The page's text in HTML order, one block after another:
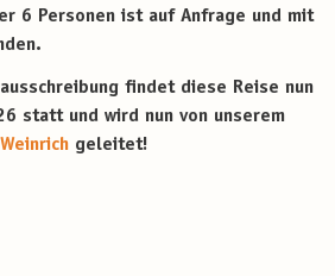
6 Personen ist auf Anfrage und mit
findet diese Reise nun
statt und wird nun von unserem
geleitet!